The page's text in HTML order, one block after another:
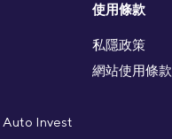
Auto Invest
使用條款
私隱政策
網站使用條款